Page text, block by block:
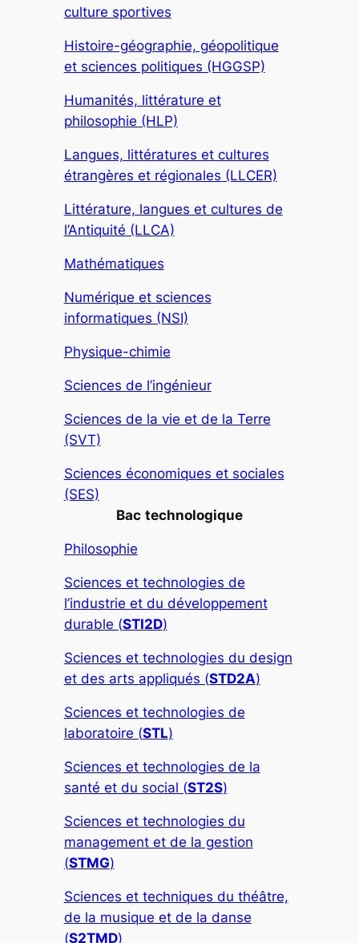
culture sportives
Histoire-géographie, géopolitique
et sciences politiques (HGGSP)
Humanités, littérature et
philosophie (HLP)
Langues, littératures et cultures
étrangères et régionales (LLCER)
Littérature, langues et cultures de
l’Antiquité (LLCA)
Mathématiques
Numérique et sciences
informatiques (NSI)
Physique-chimie
Sciences de l’ingénieur
Sciences de la vie et de la Terre
(SVT)
Sciences économiques et sociales
(SES)
Bac technologique
Philosophie
Sciences et technologies de
l’industrie et du développement
durable (STI2D)
Sciences et technologies du design
et des arts appliqués (STD2A)
Sciences et technologies de
laboratoire (STL)
Sciences et technologies de la
santé et du social (ST2S)
Sciences et technologies du
management et de la gestion
(STMG)
Sciences et techniques du théâtre,
de la musique et de la danse
(S2TMD)